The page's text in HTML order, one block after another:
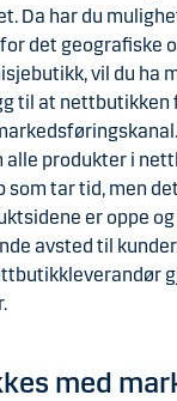
Da har du
det geografiske
vil du ha
til at nettbutikken
alle produkter i
som tar tid, men
er oppe
avsted til
med